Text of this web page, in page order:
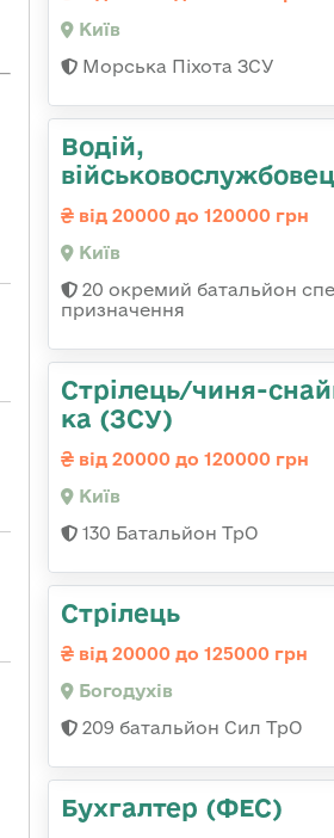
Київ
Морська Піхота ЗСУ
Водій,
від 20000 до 120000 грн
Київ
20 окремий батальйон
призначення
Стрілець/чиня-
ка (ЗСУ)
від 20000 до 120000 грн
Київ
130 Батальйон ТрО
Стрілець
від 20000 до 125000 грн
Богодухів
209 батальйон Сил ТрО
Бухгалтер (ФЕС)